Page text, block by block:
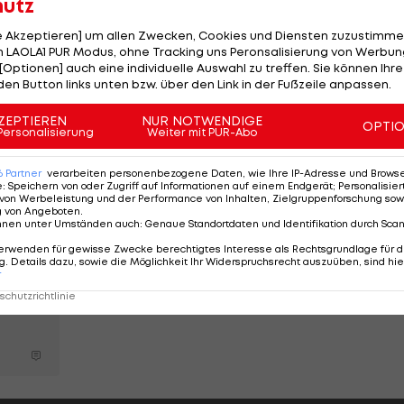
Erfolg, Kroni!
t.co/rAcQKcsNdM
July 5, 2024
Sturm: Entscheidung
um Biereth-Transfer
wohl gefallen
Bundesliga
Akzeptieren] um allen Zwecken, Cookies und Diensten
PUR Modus, ohne Tracking uns Peronsalisierung von
auch eine individuelle Auswahl zu treffen. Sie können
Button links unten bzw. über den Link in der Fußzeile anpassen.
NUR NOTWENDIGE
Weiter mit PUR-Abo
Partner verarbeiten personenbezogene Daten, wie Ihre IP-Adresse und
: Speichern von oder Zugriff auf Informationen auf einem Endgerät;
Werbeleistung und der Performance von Inhalten, Zielgruppenforschung
von Angeboten.
unter Umständen auch: Genaue Standortdaten und Identifikation durch
für gewisse Zwecke berechtigtes Interesse als Rechtsgrundlage für
Details dazu, sowie die Möglichkeit Ihr Widerspruchsrecht auszuüben, sind